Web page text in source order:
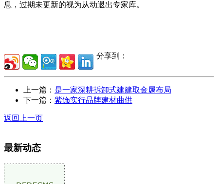
息，过期未更新的视为从动退出专家库。
分享到：
上一篇： 是一家深耕拆卸式建建取金属布局
下一篇： 紫饰实行品牌建材曲供
返回上一页
最新动态